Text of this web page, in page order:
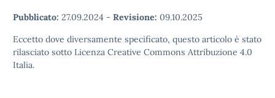
Pubblicato: 27.09.2024 - Revisione: 09.10.2025
Eccetto dove diversamente specificato, questo articolo è stato
rilasciato sotto Licenza Creative Commons Attribuzione 4.0
Italia.